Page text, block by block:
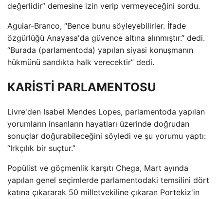
değerlidir” demesine izin verip vermeyeceğini sordu.
Aguiar-Branco, “Bence bunu söyleyebilirler. İfade
özgürlüğü Anayasa'da güvence altına alınmıştır.” dedi.
“Burada (parlamentoda) yapılan siyasi konuşmanın
hükmünü sandıkta halk verecektir” dedi.
KARİSTİ PARLAMENTOSU
Livre'den Isabel Mendes Lopes, parlamentoda yapılan
yorumların insanların hayatları üzerinde doğrudan
sonuçlar doğurabileceğini söyledi ve şu yorumu yaptı:
“Irkçılık bir suçtur.”
Popülist ve göçmenlik karşıtı Chega, Mart ayında
yapılan genel seçimlerde parlamentodaki temsilini dört
katına çıkararak 50 milletvekiline çıkaran Portekiz'in